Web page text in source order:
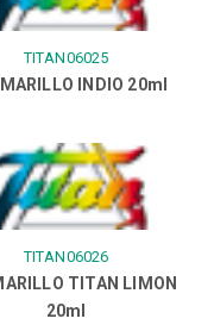
TITAN06025
INDIO 20ml
TITAN06026
TITAN LIMON
20ml